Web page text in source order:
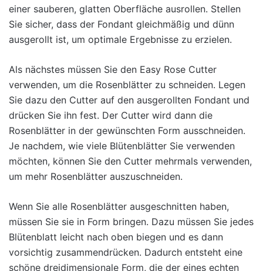
einer sauberen, glatten Oberfläche ausrollen. Stellen
Sie sicher, dass der Fondant gleichmäßig und dünn
ausgerollt ist, um optimale Ergebnisse zu erzielen.
Als nächstes müssen Sie den Easy Rose Cutter
verwenden, um die Rosenblätter zu schneiden. Legen
Sie dazu den Cutter auf den ausgerollten Fondant und
drücken Sie ihn fest. Der Cutter wird dann die
Rosenblätter in der gewünschten Form ausschneiden.
Je nachdem, wie viele Blütenblätter Sie verwenden
möchten, können Sie den Cutter mehrmals verwenden,
um mehr Rosenblätter auszuschneiden.
Wenn Sie alle Rosenblätter ausgeschnitten haben,
müssen Sie sie in Form bringen. Dazu müssen Sie jedes
Blütenblatt leicht nach oben biegen und es dann
vorsichtig zusammendrücken. Dadurch entsteht eine
schöne dreidimensionale Form, die der eines echten